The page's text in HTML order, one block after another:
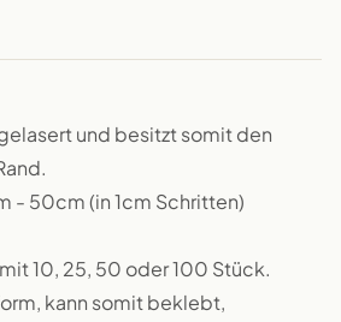
und besitzt somit den
- 50cm (in 1cm Schritten)
10, 25, 50 oder 100 Stück.
kann somit beklebt,